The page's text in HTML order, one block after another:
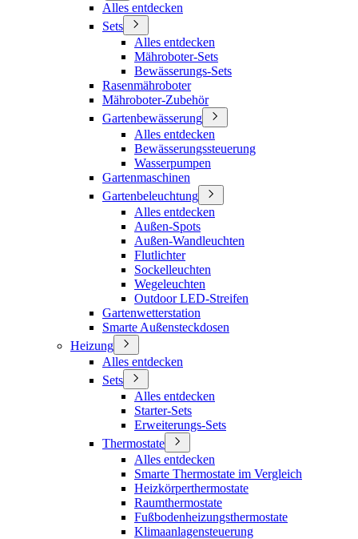
Alles entdecken
Sets
Alles entdecken
Mähroboter-Sets
Bewässerungs-Sets
Rasenmähroboter
Mähroboter-Zubehör
Gartenbewässerung
Alles entdecken
Bewässerungssteuerung
Wasserpumpen
Gartenmaschinen
Gartenbeleuchtung
Alles entdecken
Außen-Spots
Außen-Wandleuchten
Flutlichter
Sockelleuchten
Wegeleuchten
Outdoor LED-Streifen
Gartenwetterstation
Smarte Außensteckdosen
Heizung
Alles entdecken
Sets
Alles entdecken
Starter-Sets
Erweiterungs-Sets
Thermostate
Alles entdecken
Smarte Thermostate im Vergleich
Heizkörperthermostate
Raumthermostate
Fußbodenheizungsthermostate
Klimaanlagensteuerung